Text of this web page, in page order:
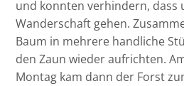
und konnten verhindern, dass
Wanderschaft gehen.
Baum in mehrere handliche
den Zaun wieder aufrichten.
Montag kam dann der Forst